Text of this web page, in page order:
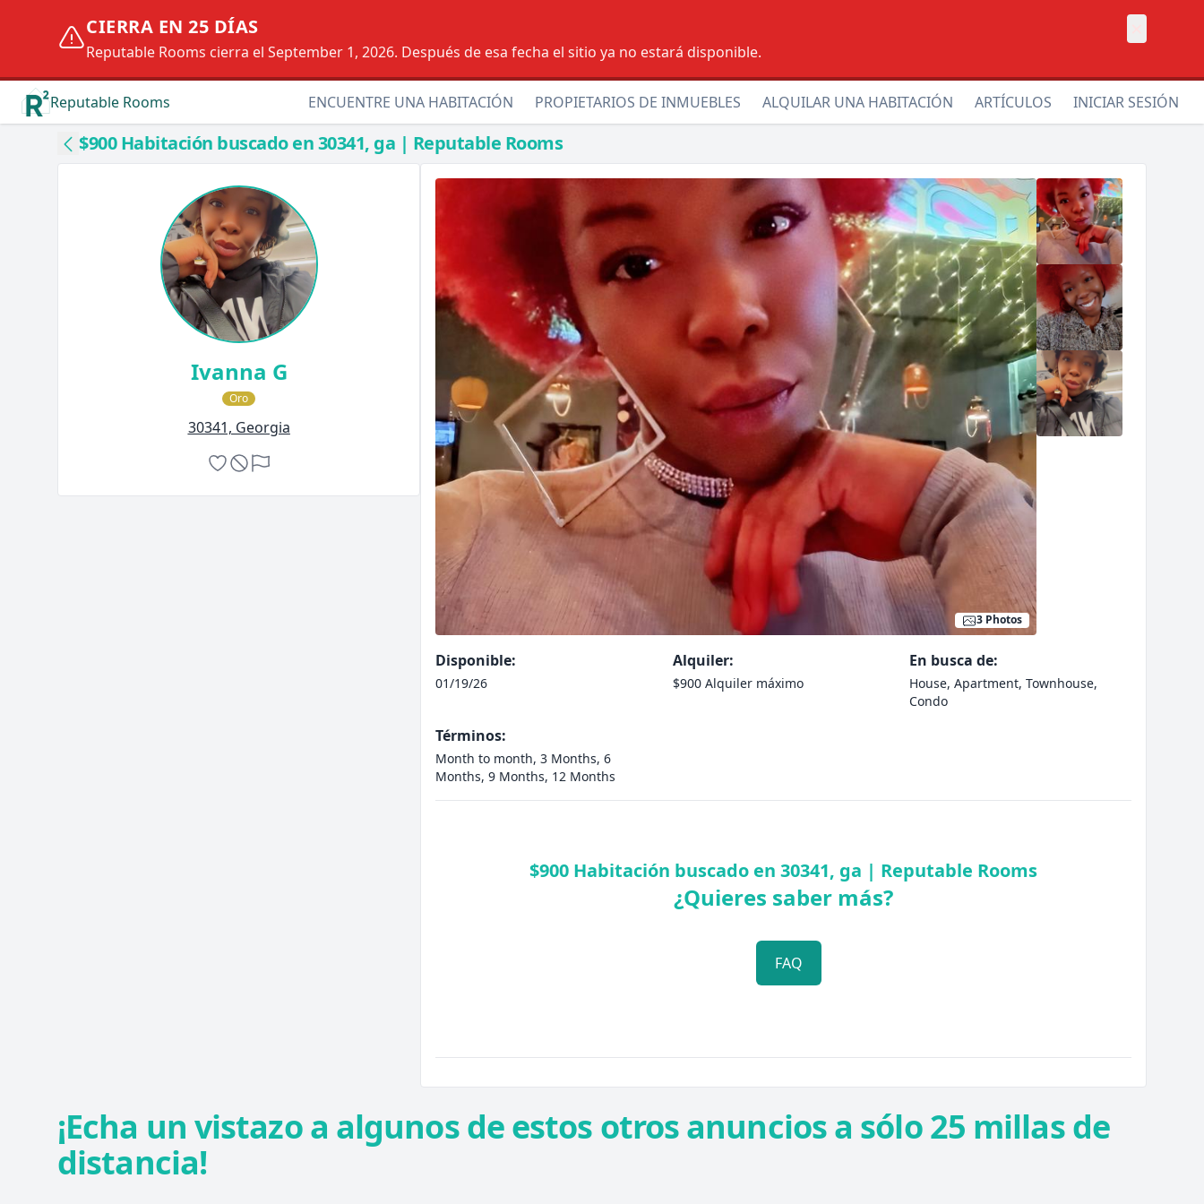
CIERRA EN 25 DÍAS
Reputable Rooms cierra el September 1, 2026. Después de esa fecha el sitio ya no estará disponible.
Reputable Rooms ENCUENTRE UNA HABITACIÓN PROPIETARIOS DE INMUEBLES ALQUILAR UNA HABITACIÓN ARTÍCULOS INICIAR SESIÓN
$900 Habitación buscado en 30341, ga | Reputable Rooms
Ivanna G
Oro
30341, Georgia
3 Photos
Disponible:
01/19/26
Alquiler:
$900 Alquiler máximo
En busca de:
House, Apartment, Townhouse,
Condo
Términos:
Month to month, 3 Months, 6
Months, 9 Months, 12 Months
$900 Habitación buscado en 30341, ga | Reputable Rooms
¿Quieres saber más?
FAQ
¡Echa un vistazo a algunos de estos otros anuncios a sólo 25 millas de
distancia!